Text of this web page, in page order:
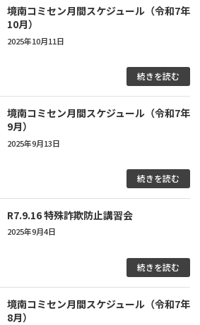
境南コミセン月間スケジュール（令和7年
10月）
2025年10月11日
続きを読む
境南コミセン月間スケジュール（令和7年
9月）
2025年9月13日
続きを読む
R7.9.16 特殊詐欺防止講習会
2025年9月4日
続きを読む
境南コミセン月間スケジュール（令和7年
8月）